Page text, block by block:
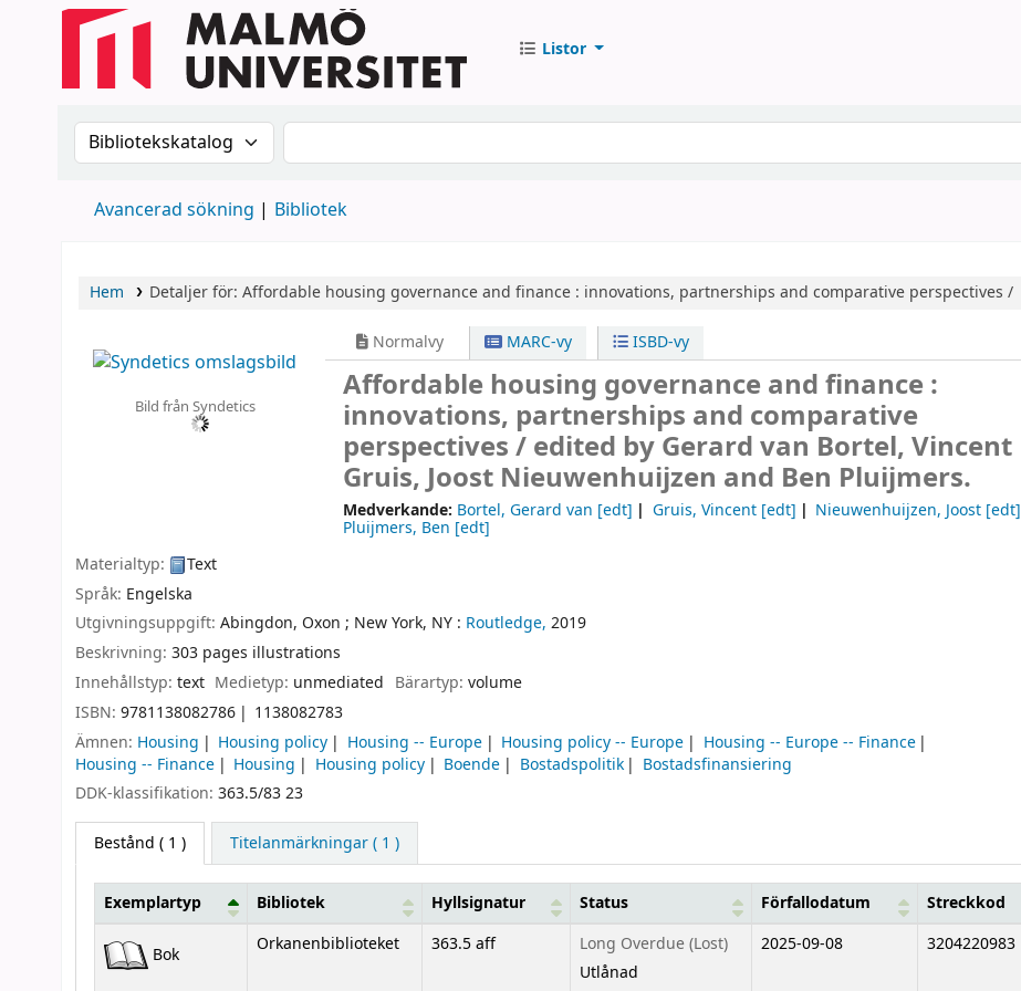
Listor
Sök i katalogen efter:Sök i katalogen
Avancerad sökning Bibliotek
Hem Detaljer för: Affordable housing governance and finance : innovations, partnerships and comparative perspectives /
Bild från Syndetics
Normalvy MARC-vy ISBD-vy
Affordable housing governance and finance :
innovations, partnerships and comparative
perspectives /edited by Gerard van Bortel, Vincent
Gruis, Joost Nieuwenhuijzen and Ben Pluijmers.
Medverkande: Bortel, Gerard van [edt] Gruis, Vincent[edt] Nieuwenhuijzen, Joost [edt]
Pluijmers, Ben [edt]
Materialtyp:
Text
Språk: Engelska
Utgivningsuppgift: Abingdon, Oxon ; New York, NY : Routledge, 2019
Beskrivning: 303 pages illustrations
Innehållstyp: text Medietyp: unmediated Bärartyp: volume
ISBN: 9781138082786
1138082783
Ämnen: Housing Housing policy Housing -- Europe Housing policy -- Europe
Housing -- Europe -- Finance
Housing -- Finance
Housing Housing policy Boende Bostadspolitik
Bostadsfinansiering
DDK-klassifikation: 363.5/83 23
Bestånd ( 1 ) Titelanmärkningar ( 1 )
Bestånd
Exemplartyp Bibliotek Hyllsignatur Status Förfallodatum Streckkod
Bok Orkanenbiblioteket 363.5 aff
Long Overdue (Lost)
Utlånad
2025-09-08 3204220983